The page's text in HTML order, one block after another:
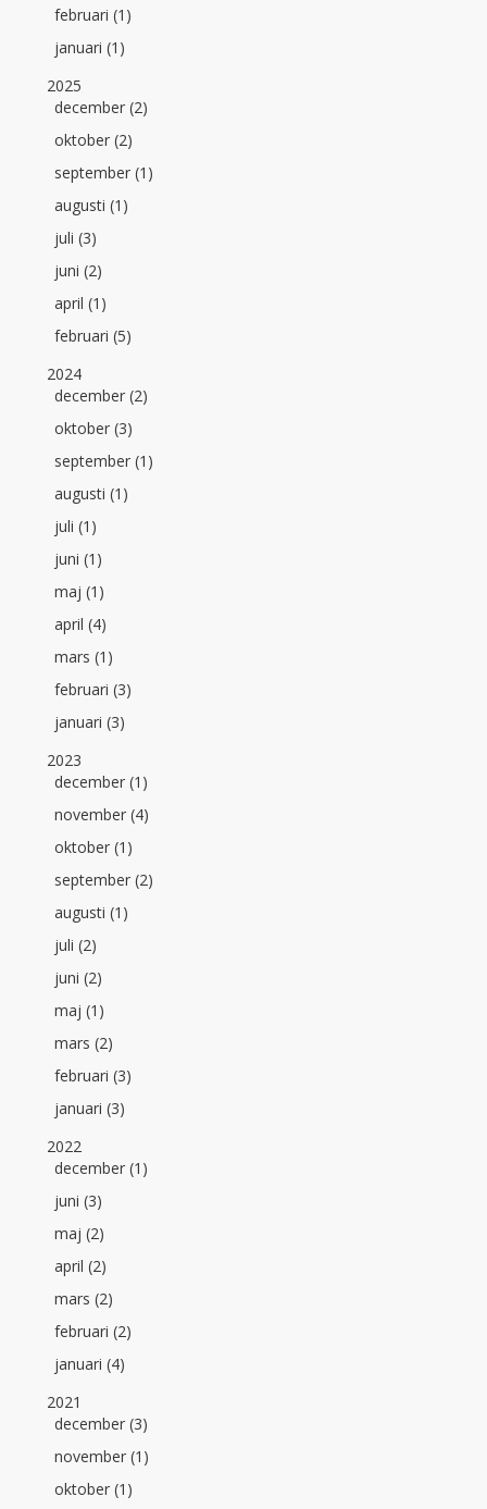
februari (1)
januari (1)
2025
december (2)
oktober (2)
september (1)
augusti (1)
juli (3)
juni (2)
april (1)
februari (5)
2024
december (2)
oktober (3)
september (1)
augusti (1)
juli (1)
juni (1)
maj (1)
april (4)
mars (1)
februari (3)
januari (3)
2023
december (1)
november (4)
oktober (1)
september (2)
augusti (1)
juli (2)
juni (2)
maj (1)
mars (2)
februari (3)
januari (3)
2022
december (1)
juni (3)
maj (2)
april (2)
mars (2)
februari (2)
januari (4)
2021
december (3)
november (1)
oktober (1)